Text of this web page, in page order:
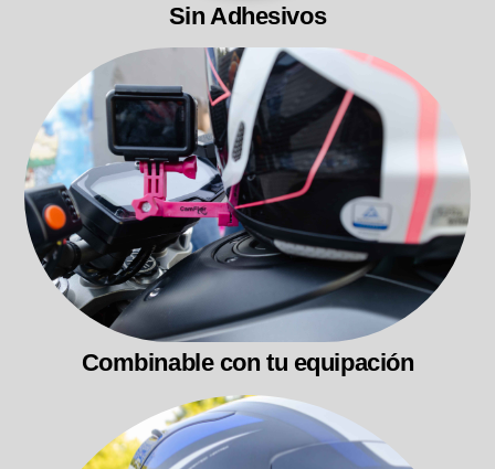
Sin Adhesivos
Combinable con tu equipación